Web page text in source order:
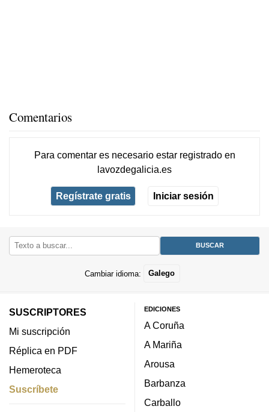
Comentarios
Para comentar es necesario estar registradoen
lavozdegalicia.es
Regístrate gratis Iniciar sesión
Cambiar idioma: Galego
SUSCRIPTORES
Mi suscripción
Réplica en PDF
Hemeroteca
Suscríbete
EDICIONES
A Coruña
A Mariña
Arousa
Barbanza
Carballo